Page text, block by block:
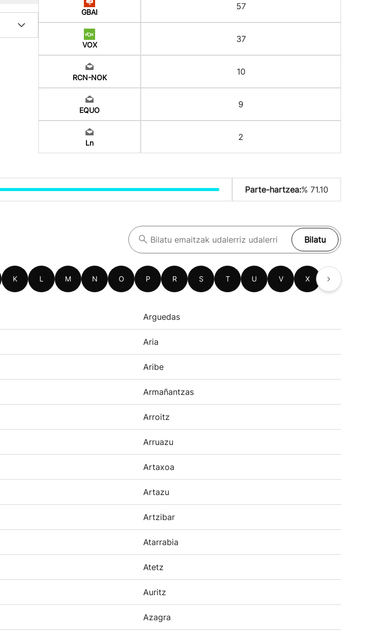
GBAI
57
VOX
37
RCN-NOK
10
EQUO
9
Ln
2
Parte-hartzea:% 71.10
Bilatu
K L M N O P R S T U V X
Arguedas
Aria
Aribe
Armañantzas
Arroitz
Arruazu
Artaxoa
Artazu
Artzibar
Atarrabia
Atetz
Auritz
Azagra